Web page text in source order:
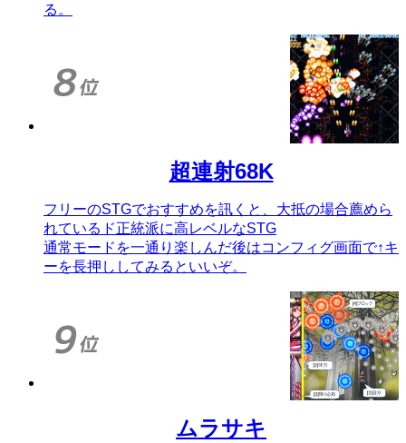
る。
超連射68K
フリーのSTGでおすすめを訊くと、大抵の場合薦めら
れているド正統派に高レベルなSTG
通常モードを一通り楽しんだ後はコンフィグ画面で↑キ
ーを長押ししてみるといいぞ。
ムラサキ